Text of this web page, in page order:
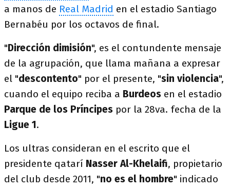
a manos de Real Madrid en el estadio Santiago
Bernabéu por los octavos de final.
"Dirección dimisión", es el contundente mensaje
de la agrupación, que llama mañana a expresar
el "descontento" por el presente, "sin violencia",
cuando el equipo reciba a Burdeos en el estadio
Parque de los Príncipes por la 28va. fecha de la
Ligue 1.
Los ultras consideran en el escrito que el
presidente qatarí Nasser Al-Khelaifi, propietario
del club desde 2011, "no es el hombre" indicado